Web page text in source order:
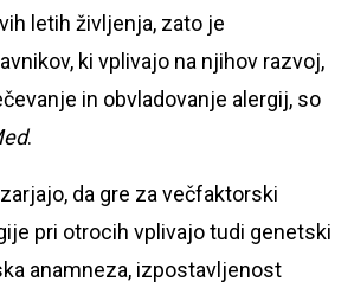
letih življenja, zato je
ki vplivajo na njihov razvoj,
in obvladovanje alergij, so
.
da gre za večfaktorski
pri otrocih vplivajo tudi genetski
anamneza, izpostavljenost